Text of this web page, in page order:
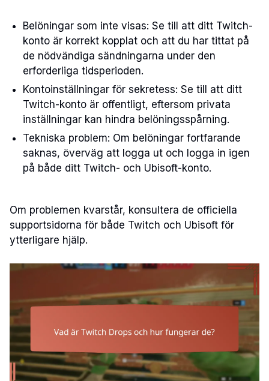
Belöningar som inte visas: Se till att ditt Twitch-
konto är korrekt kopplat och att du har tittat på
de nödvändiga sändningarna under den
erforderliga tidsperioden.
Kontoinställningar för sekretess: Se till att ditt
Twitch-konto är offentligt, eftersom privata
inställningar kan hindra belöningsspårning.
Tekniska problem: Om belöningar fortfarande
saknas, överväg att logga ut och logga in igen
på både ditt Twitch- och Ubisoft-konto.
Om problemen kvarstår, konsultera de officiella
supportsidorna för både Twitch och Ubisoft för
ytterligare hjälp.